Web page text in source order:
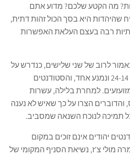
מה הקטע שלכם? מדוע אתם
שהיהדות היא בסך הכול זהות דתית,
רבה בעצם העלאת האפשרות
לרוב של שני שלישים, כנדרש על
פי החוק, בתום הצבעה של 24-14 ונמנע אחד, והסטודנטים
למחרת בלילה, עשרות
והדוברים הצרו על כך שאיש לא נענה
תמיכה לנוכח השנאה שמסביב.
יהודים אינם זוכים במקום
מולי צ'ז, נשיאת הסניף המקומי של